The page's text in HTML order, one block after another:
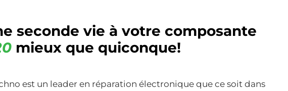
seconde vie à votre composante
mieux que quiconque!
est un leader en réparation électronique que ce soit dans